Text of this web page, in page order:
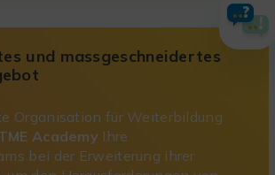
und massgeschneidertes
Organisation für Weiterbildung
Academy Ihre
bei der Erweiterung ihrer